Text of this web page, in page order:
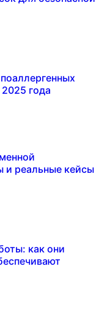
года
и реальные кейсы
как они